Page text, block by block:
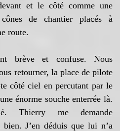
et le côté comme une
de chantier placés à
route.
brève et confuse. Nous
retourner, la place de pilote
côté ciel en percutant par le
énorme souche enterrée là.
Thierry me demande
J’en déduis que lui n’a